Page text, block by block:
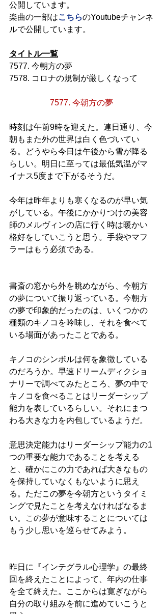
公開しています。
楽曲の一部はこちらのYoutubeチャンネ
ルで公開しています。
タイトル一覧
7577. 今朝方の夢
7578. コロナの規制が厳しくなって
7577. 今朝方の夢
時刻は午前9時を迎えた。連日通り、今
朝もまた外の世界は白く色づいてい
る。どうやら今日は午後から雪が降る
らしい。明日に至っては最低気温がマ
イナス5度まで下がるそうだ。
今年は昨年よりも寒くなるのが早い気
がしている。午後にかかりつけの美容
師のメルヴィンの店に行く時は暖かい
格好をしていこうと思う。手袋やマフ
ラーはもう必須である。
書斎の窓から外を眺めながら、今朝方
の夢について振り返っている。今朝方
の夢で印象的だったのは、いくつかの
種類のキノコを吟味し、それを食べて
いる場面があったことである。
キノコのシンボルは何を象徴している
のだろうか。早速ドリームディクショ
ナリーで調べてみたところ、夢の中で
キノコを食べることはリーダーシップ
能力を表しているらしい。それにまつ
わる大きな力を内包しているようだ。
意思決定能力はリーダーシップ能力の1
つの重要な能力であることを考える
と、確かにこの力であれば大きなもの
を保持していなくもないように思え
る。ただこの夢を今朝方というタイミ
ングで見たことを考えなければなるま
い。この夢が意味することについては
もう少し思いを巡らせてみよう。
昨日に『インテグラル心理学』の最終
回を終えたことによって、年内の仕事
を全て終えた。ここからは寛ぎながら
自分の取り組みを前に進めていこうと